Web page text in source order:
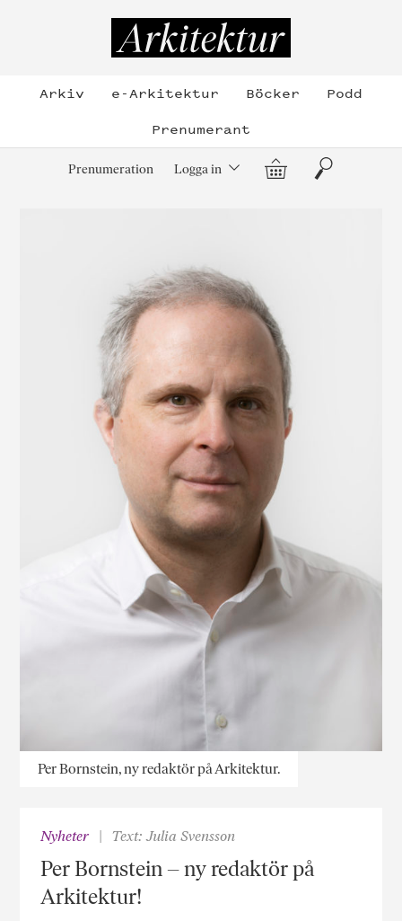
Arkiv e-Arkitektur Böcker
Podd
Prenumerant
Prenumeration Logga in Varukorg
Sök
Per Bornstein, ny redaktör på Arkitektur.
Nyheter Text: Julia Svensson
Per Bornstein – ny redaktör på
Arkitektur!